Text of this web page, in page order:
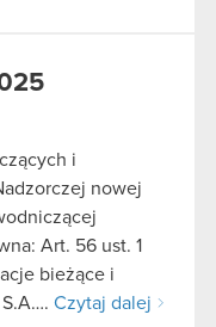
i
nowej
Art. 56 ust. 1
bieżące i
Czytaj dalej